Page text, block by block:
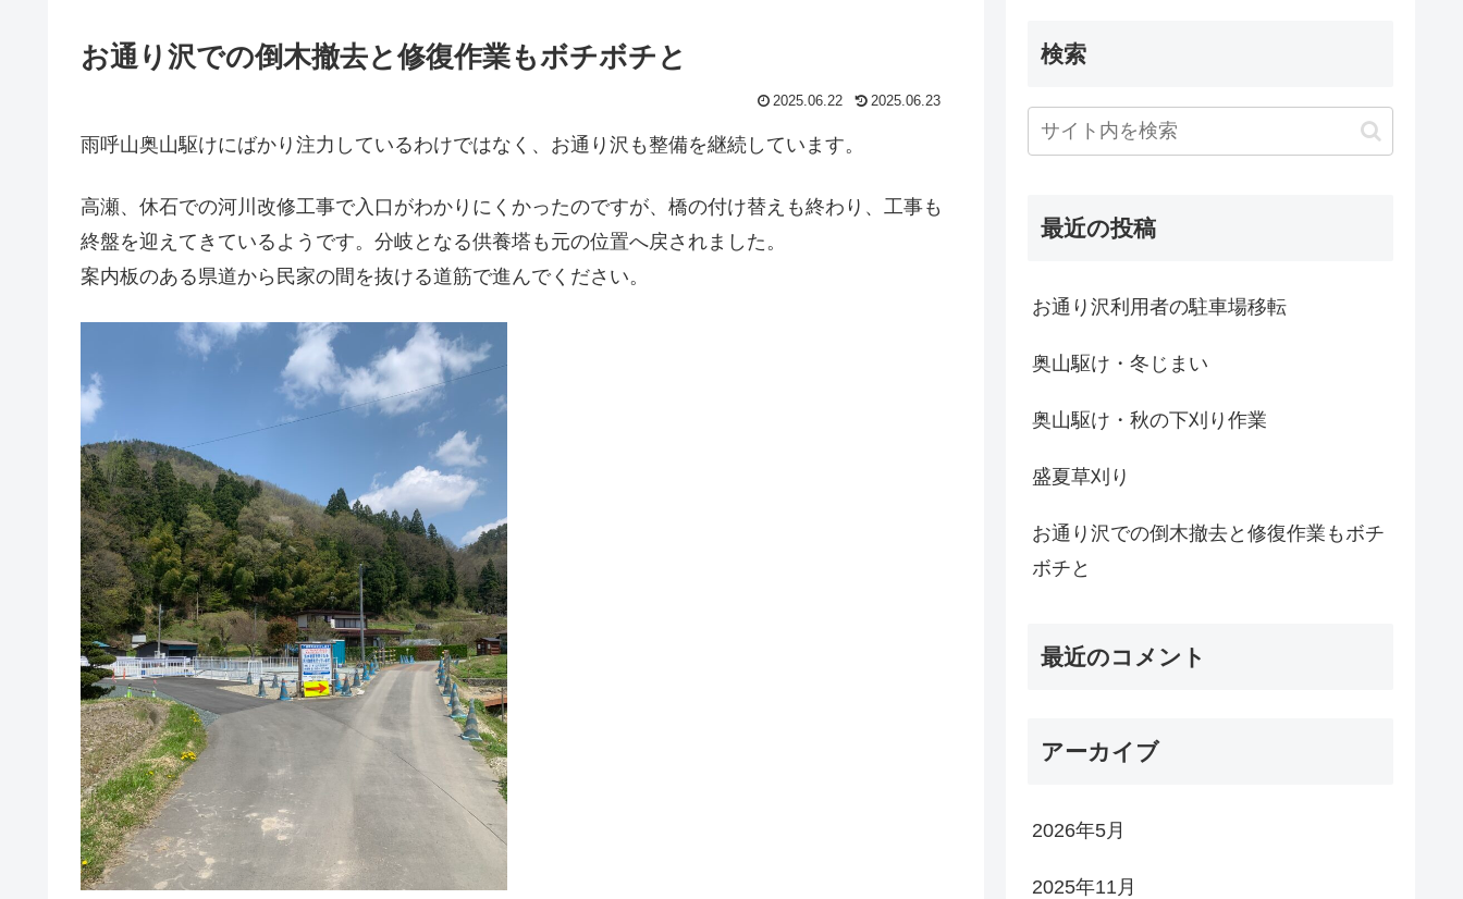
お通り沢での倒木撤去と修復作業もボチボチと
2025.06.22 2025.06.23
雨呼山奥山駆けにばかり注力しているわけではなく、お通り沢も整備を継続しています。
高瀬、休石での河川改修工事で入口がわかりにくかったのですが、橋の付け替えも終わり、工事も
終盤を迎えてきているようです。分岐となる供養塔も元の位置へ戻されました。
案内板のある県道から民家の間を抜ける道筋で進んでください。
検索
最近の投稿
お通り沢利用者の駐車場移転
奥山駆け・冬じまい
奥山駆け・秋の下刈り作業
盛夏草刈り
お通り沢での倒木撤去と修復作業もボチ
ボチと
最近のコメント
アーカイブ
2026年5月
2025年11月